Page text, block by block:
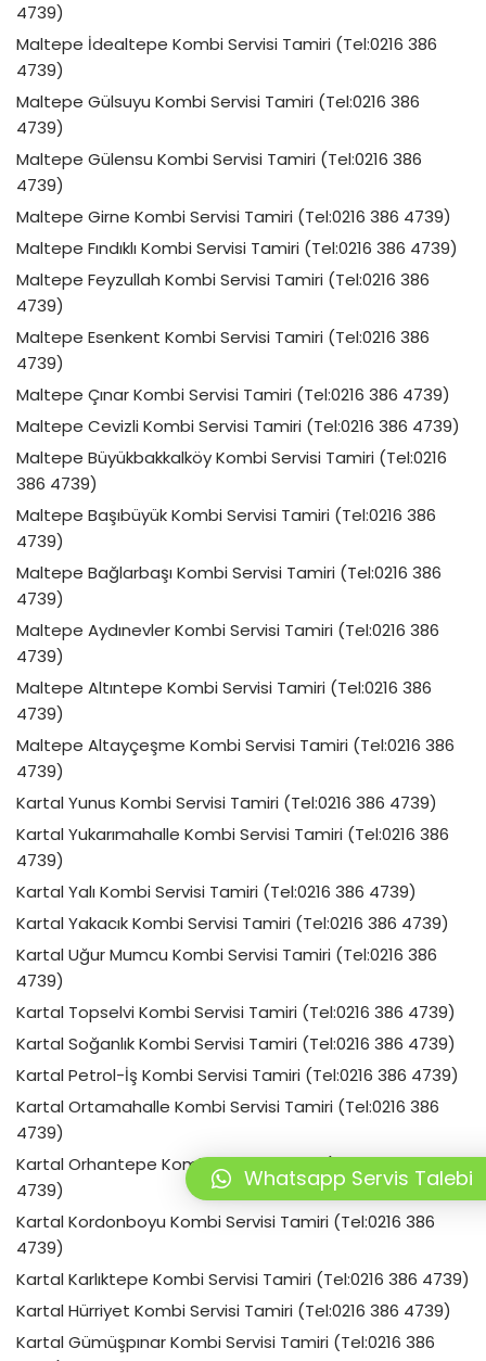
4739)
Maltepe İdealtepe Kombi Servisi Tamiri (Tel:0216 386
4739)
Maltepe Gülsuyu Kombi Servisi Tamiri (Tel:0216 386
4739)
Maltepe Gülensu Kombi Servisi Tamiri (Tel:0216 386
4739)
Maltepe Girne Kombi Servisi Tamiri (Tel:0216 386 4739)
Maltepe Fındıklı Kombi Servisi Tamiri (Tel:0216 386 4739)
Maltepe Feyzullah Kombi Servisi Tamiri (Tel:0216 386
4739)
Maltepe Esenkent Kombi Servisi Tamiri (Tel:0216 386
4739)
Maltepe Çınar Kombi Servisi Tamiri (Tel:0216 386 4739)
Maltepe Cevizli Kombi Servisi Tamiri (Tel:0216 386 4739)
Maltepe Büyükbakkalköy Kombi Servisi Tamiri (Tel:0216
386 4739)
Maltepe Başıbüyük Kombi Servisi Tamiri (Tel:0216 386
4739)
Maltepe Bağlarbaşı Kombi Servisi Tamiri (Tel:0216 386
4739)
Maltepe Aydınevler Kombi Servisi Tamiri (Tel:0216 386
4739)
Maltepe Altıntepe Kombi Servisi Tamiri (Tel:0216 386
4739)
Maltepe Altayçeşme Kombi Servisi Tamiri (Tel:0216 386
4739)
Kartal Yunus Kombi Servisi Tamiri (Tel:0216 386 4739)
Kartal Yukarımahalle Kombi Servisi Tamiri (Tel:0216 386
4739)
Kartal Yalı Kombi Servisi Tamiri (Tel:0216 386 4739)
Kartal Yakacık Kombi Servisi Tamiri (Tel:0216 386 4739)
Kartal Uğur Mumcu Kombi Servisi Tamiri (Tel:0216 386
4739)
Kartal Topselvi Kombi Servisi Tamiri (Tel:0216 386 4739)
Kartal Soğanlık Kombi Servisi Tamiri (Tel:0216 386 4739)
Kartal Petrol-İş Kombi Servisi Tamiri (Tel:0216 386 4739)
Kartal Ortamahalle Kombi Servisi Tamiri (Tel:0216 386
4739)
Kartal Orhantepe Kombi Servisi Tamiri (Tel:0216 386
4739)
Kartal Kordonboyu Kombi Servisi Tamiri (Tel:0216 386
4739)
Kartal Karlıktepe Kombi Servisi Tamiri (Tel:0216 386 4739)
Kartal Hürriyet Kombi Servisi Tamiri (Tel:0216 386 4739)
Kartal Gümüşpınar Kombi Servisi Tamiri (Tel:0216 386
Whatsapp Servis Talebi